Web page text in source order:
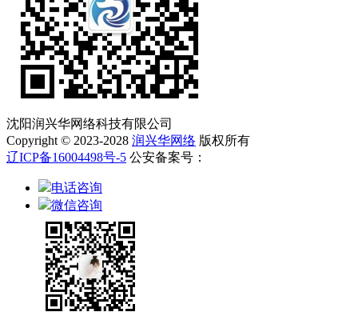
沈阳润兴华网络科技有限公司
Copyright © 2023-2028 润兴华网络 版权所有
辽ICP备16004498号-5 公安备案号：
电话咨询
微信咨询